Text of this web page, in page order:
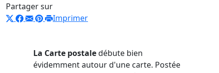
Partager sur
Imprimer
La Carte postaledébute bien
évidemment autour d'une carte. Postée